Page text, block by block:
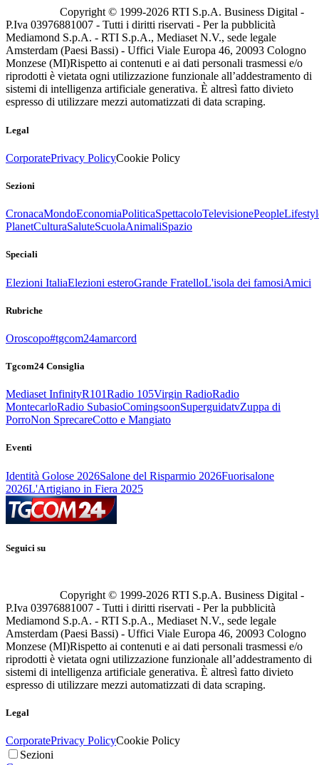
Copyright © 1999-2026 RTI S.p.A. Business Digital -
P.Iva 03976881007 - Tutti i diritti riservati - Per la pubblicità
Mediamond S.p.A. - RTI S.p.A., Mediaset N.V., sede legale
Amsterdam (Paesi Bassi) - Uffici Viale Europa 46, 20093 Cologno
Monzese (MI)Rispetto ai contenuti e ai dati personali trasmessi e/o
riprodotti è vietata ogni utilizzazione funzionale all’addestramento di
sistemi di intelligenza artificiale generativa. È altresì fatto divieto
espresso di utilizzare mezzi automatizzati di data scraping.
Legal
CorporatePrivacy PolicyCookie Policy
Sezioni
CronacaMondoEconomiaPoliticaSpettacoloTelevisionePeople
PlanetCulturaSaluteScuolaAnimaliSpazio
Speciali
Elezioni ItaliaElezioni esteroGrande FratelloL'isola dei famosiAmici
Rubriche
Oroscopo#tgcom24amarcord
Tgcom24 Consiglia
Mediaset InfinityR101Radio 105Virgin RadioRadio
MontecarloRadio SubasioComingsoonSuperguidatvZuppa di
PorroNon SprecareCotto e Mangiato
Eventi
Identità Golose 2026Salone del Risparmio 2026Fuorisalone
2026L'Artigiano in Fiera 2025
Seguici su
Copyright © 1999-2026 RTI S.p.A. Business Digital -
P.Iva 03976881007 - Tutti i diritti riservati - Per la pubblicità
Mediamond S.p.A. - RTI S.p.A., Mediaset N.V., sede legale
Amsterdam (Paesi Bassi) - Uffici Viale Europa 46, 20093 Cologno
Monzese (MI)Rispetto ai contenuti e ai dati personali trasmessi e/o
riprodotti è vietata ogni utilizzazione funzionale all’addestramento di
sistemi di intelligenza artificiale generativa. È altresì fatto divieto
espresso di utilizzare mezzi automatizzati di data scraping.
Legal
CorporatePrivacy PolicyCookie Policy
Sezioni